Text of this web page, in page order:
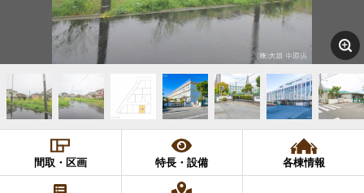
間取・区画 特長・設備 各棟情報